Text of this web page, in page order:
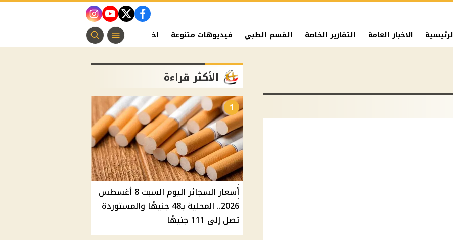
facebook
twitter
youtube
instagram
الاخبار العامة التقارير الخاصة القسم الطبي فيديوهات متنوعة اخبار الفن منوعات مسيحية
الأكثر قراءة
1
أسعار السجائر اليوم السبت 8 أغسطس
2026.. المحلية بـ48 جنيهًا والمستوردة
تصل إلى 111 جنيهًا